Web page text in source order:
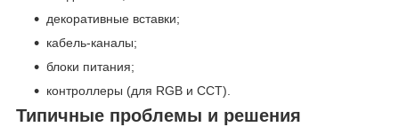
декоративные вставки;
кабель-каналы;
блоки питания;
контроллеры (для RGB и CCT).
Типичные проблемы и решения